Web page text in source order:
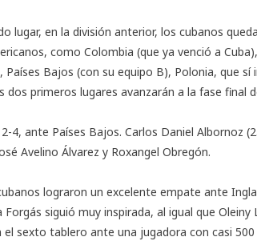
lugar, en la división anterior, los cubanos
como Colombia (que ya venció a
Países Bajos (con su equipo B), Polonia, que
primeros lugares avanzarán a la fase final
4, ante Países Bajos. Carlos Daniel Albornoz
Avelino Álvarez y Roxangel Obregón.
lograron un excelente empate ante
Forgás siguió muy inspirada, al igual que
sexto tablero ante una jugadora con casi